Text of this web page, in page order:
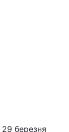
29 березня